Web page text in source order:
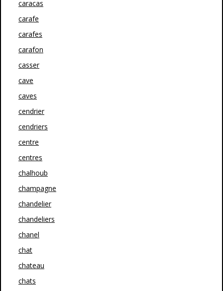
caracas
carafe
carafes
carafon
casser
cave
caves
cendrier
cendriers
centre
centres
chalhoub
champagne
chandelier
chandeliers
chanel
chat
chateau
chats